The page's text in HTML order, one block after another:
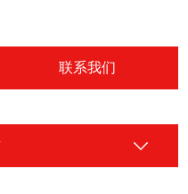
联系我们